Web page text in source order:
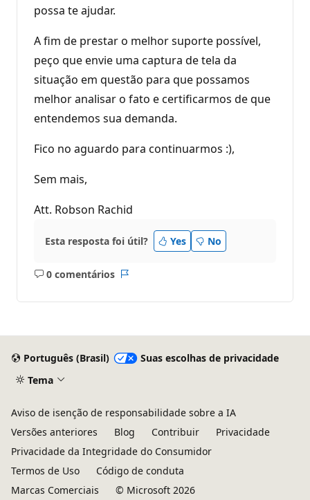
possa te ajudar.
A fim de prestar o melhor suporte possível,
peço que envie uma captura de tela da
situação em questão para que possamos
melhor analisar o fato e certificarmos de que
entendemos sua demanda.
Fico no aguardo para continuarmos :),
Sem mais,
Att. Robson Rachid
Esta resposta foi útil? Yes No
0 comentários
Sem
Português (Brasil)
Suas escolhas de privacidade
Tema
Aviso de isenção de responsabilidade sobre a IA
Versões anteriores
Blog Contribuir
Privacidade
Privacidade da Integridade do Consumidor
Termos de Uso
Código de conduta
Marcas Comerciais
© Microsoft 2026